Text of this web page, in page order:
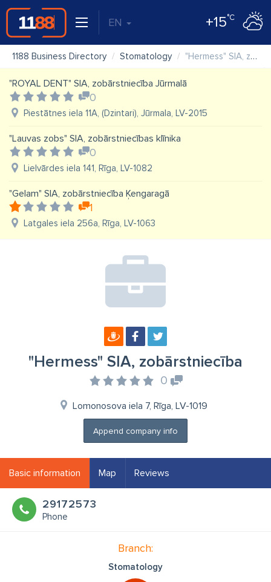
EN +15°C
1188 Business Directory Stomatology "Hermess" SIA, zobārstniecība
"ROYAL DENT" SIA, zobārstniecība Jūrmalā
0
Piestātnes iela 11A, (Dzintari), Jūrmala, LV-2015
"Lauvas zobs" SIA, zobārstniecības klīnika
0
Lielvārdes iela 141, Rīga, LV-1082
"Gelam" SIA, zobārstniecība Ķengaragā
1
Latgales iela 256a, Rīga, LV-1063
"Hermess" SIA, zobārstniecība
0
Lomonosova iela 7, Rīga, LV-1019
Append company info
Basic information Map Reviews
29172573
Phone
Branch:
Stomatology